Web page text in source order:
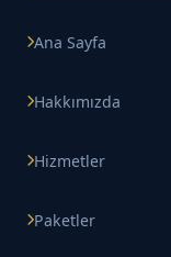
Ana Sayfa
Hakkımızda
Hizmetler
Paketler